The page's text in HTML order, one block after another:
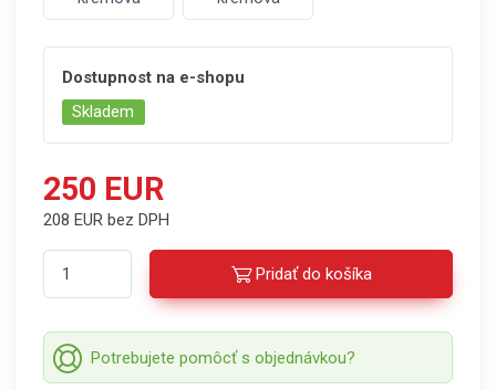
Dostupnost na e-shopu
Skladem
250 EUR
208 EUR bez DPH
Pridať do košíka
Potrebujete pomôcť s objednávkou?